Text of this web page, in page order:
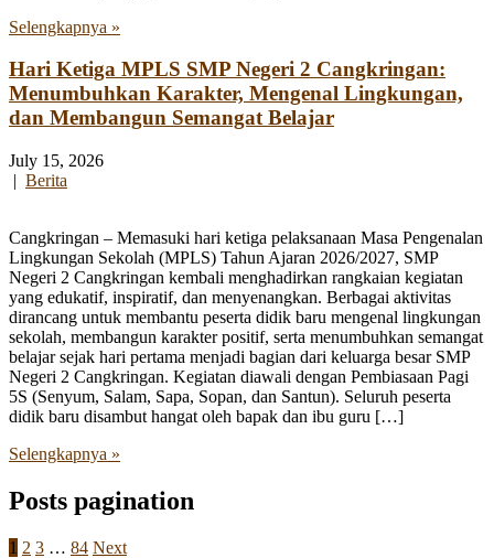
Selengkapnya »
Hari Ketiga MPLS SMP Negeri 2 Cangkringan:
Menumbuhkan Karakter, Mengenal Lingkungan,
dan Membangun Semangat Belajar
July 15, 2026
| Berita
Cangkringan – Memasuki hari ketiga pelaksanaan Masa Pengenalan
Lingkungan Sekolah (MPLS) Tahun Ajaran 2026/2027, SMP
Negeri 2 Cangkringan kembali menghadirkan rangkaian kegiatan
yang edukatif, inspiratif, dan menyenangkan. Berbagai aktivitas
dirancang untuk membantu peserta didik baru mengenal lingkungan
sekolah, membangun karakter positif, serta menumbuhkan semangat
belajar sejak hari pertama menjadi bagian dari keluarga besar SMP
Negeri 2 Cangkringan. Kegiatan diawali dengan Pembiasaan Pagi
5S (Senyum, Salam, Sapa, Sopan, dan Santun). Seluruh peserta
didik baru disambut hangat oleh bapak dan ibu guru […]
Selengkapnya »
Posts pagination
1 2 3 … 84 Next